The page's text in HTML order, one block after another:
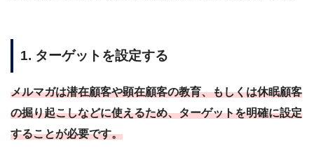
1. ターゲットを設定する
メルマガは潜在顧客や顕在顧客の教育、もしくは休眠顧客
の掘り起こしなどに使えるため、ターゲットを明確に設定
することが必要です。